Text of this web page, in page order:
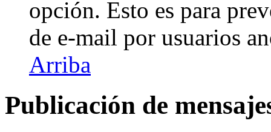
opción. Esto es para
de e-mail por usuarios
Arriba
Publicación de